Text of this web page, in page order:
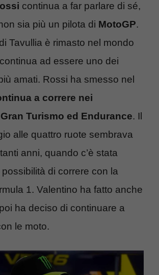
continua a far parlare di sé,
sia più un pilota di MotoGP.
Tavullia è rimasto nel mondo
ad essere uno dei
amati. Rossi ha smesso nel
a correre nei
Turismo ed Endurance. Il
alle quattro ruote sembrava
anni, quando c’è stata
di correre con la
1. Valentino ha fatto anche
ha deciso di continuare a
le moto.